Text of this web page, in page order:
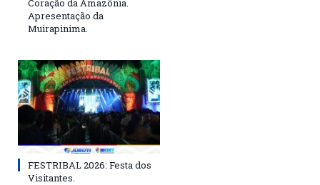
Coração da Amazônia.
Apresentação da
Muirapinima.
FESTRIBAL 2026: Festa dos
Visitantes.